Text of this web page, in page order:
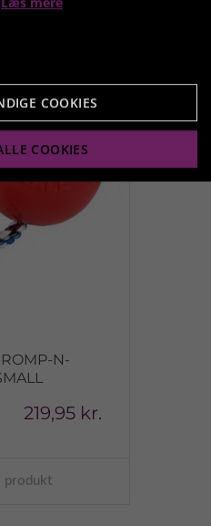
ROMP-N-
219,95 kr.
produkt
COOKIES
COOKIES